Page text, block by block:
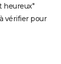
heureux"
vérifier pour